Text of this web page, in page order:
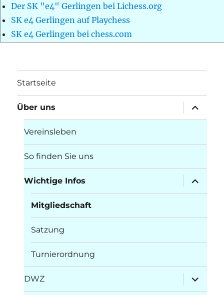
Der SK "e4" Gerlingen bei Lichess.org
SK e4 Gerlingen auf Playchess
SK e4 Gerlingen bei chess.com
Startseite
Über uns
öffnen
Vereinsleben
So finden Sie uns
Wichtige Infos
öffnen
Mitgliedschaft
Satzung
Turnierordnung
DWZ
öffnen